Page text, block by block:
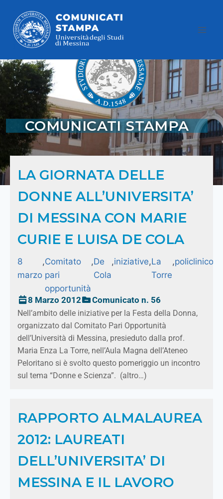
COMUNICATI STAMPA
LA GIORNATA DELLE
DONNE ALL’UNIVERSITA’
DI MESSINA CON MARIE
CURIE E LUISA DE COLA
8
marzo
,Comitato
pari
opportunità
,De
Cola
,iniziative,La
Torre
,policlinico
8 Marzo 2012 Comunicato n. 56
Nell’ambito delle iniziative per la Festa della Donna,
organizzato dal Comitato Pari Opportunità
dell’Università di Messina, presieduto dalla prof.
Maria Enza La Torre, nell’Aula Magna dell’Ateneo
Peloritano si è svolto questo pomeriggio un incontro
sul tema “Donne e Scienza”. (altro…)
RAPPORTO ALMALAUREA
2012: LAUREATI
DELL’UNIVERSITA’ DI
MESSINA E IL LAVORO